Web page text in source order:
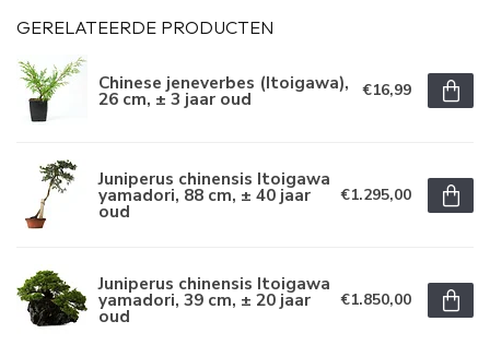
GERELATEERDE PRODUCTEN
Chinese jeneverbes (Itoigawa),
26 cm, ± 3 jaar oud €16,99
Juniperus chinensis Itoigawa
yamadori, 88 cm, ± 40 jaar
oud
€1.295,00
Juniperus chinensis Itoigawa
yamadori, 39 cm, ± 20 jaar
oud
€1.850,00